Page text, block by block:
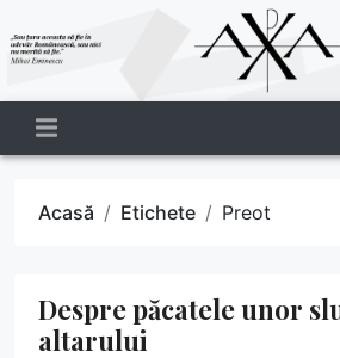
Acasă Etichete Preot
Despre păcatele unor
altarului